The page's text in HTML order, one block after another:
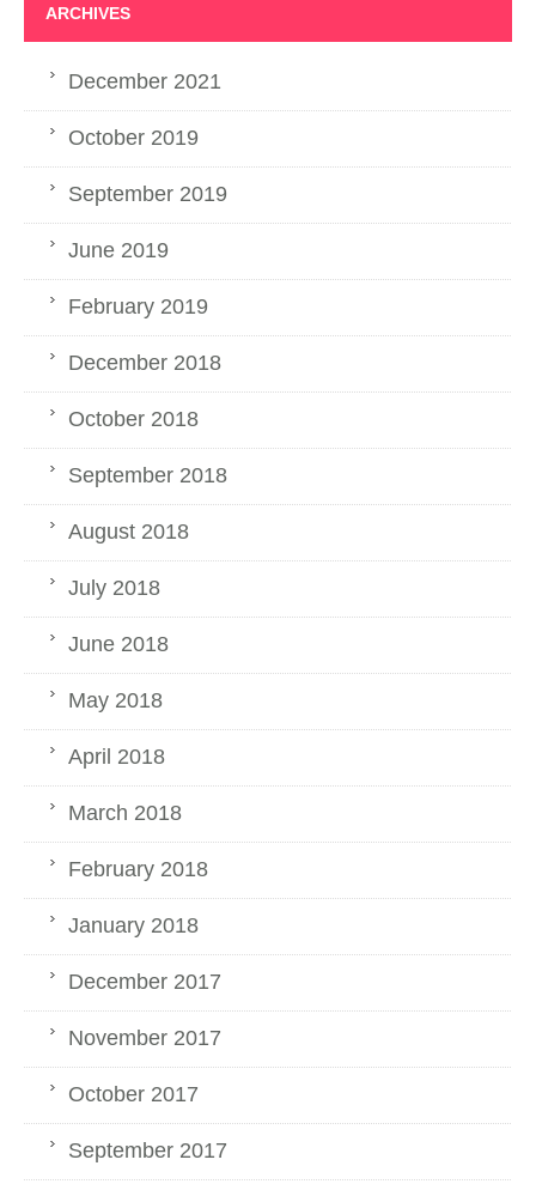
ARCHIVES
December 2021
October 2019
September 2019
June 2019
February 2019
December 2018
October 2018
September 2018
August 2018
July 2018
June 2018
May 2018
April 2018
March 2018
February 2018
January 2018
December 2017
November 2017
October 2017
September 2017